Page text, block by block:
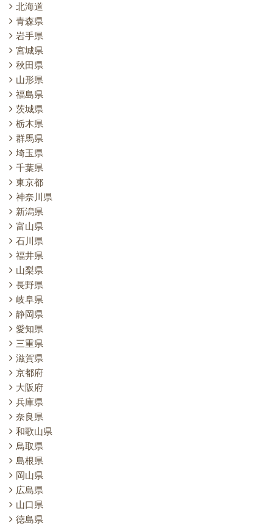
北海道
青森県
岩手県
宮城県
秋田県
山形県
福島県
茨城県
栃木県
群馬県
埼玉県
千葉県
東京都
神奈川県
新潟県
富山県
石川県
福井県
山梨県
長野県
岐阜県
静岡県
愛知県
三重県
滋賀県
京都府
大阪府
兵庫県
奈良県
和歌山県
鳥取県
島根県
岡山県
広島県
山口県
徳島県